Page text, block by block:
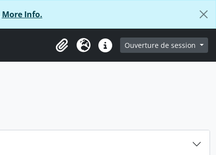
More Info.
Presse-papier
LangueLiens rapidesOuverture de session